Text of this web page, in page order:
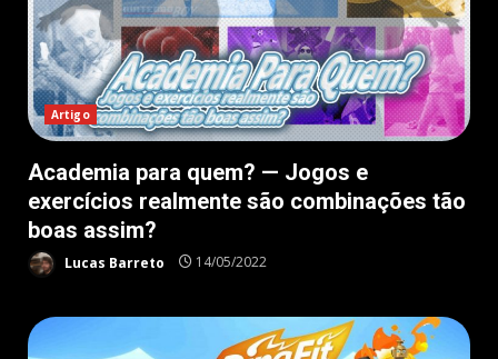
Artigo
Academia para quem? — Jogos e
exercícios realmente são combinações tão
boas assim?
Lucas Barreto 14/05/2022